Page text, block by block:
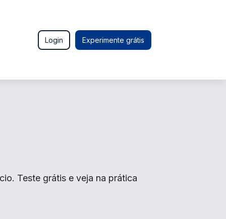
Login Experimente grátis
Teste grátis e veja na prática